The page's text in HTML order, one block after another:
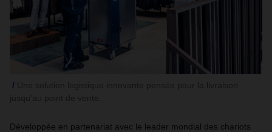
Développée en partenariat avec le leader mondial des chariots